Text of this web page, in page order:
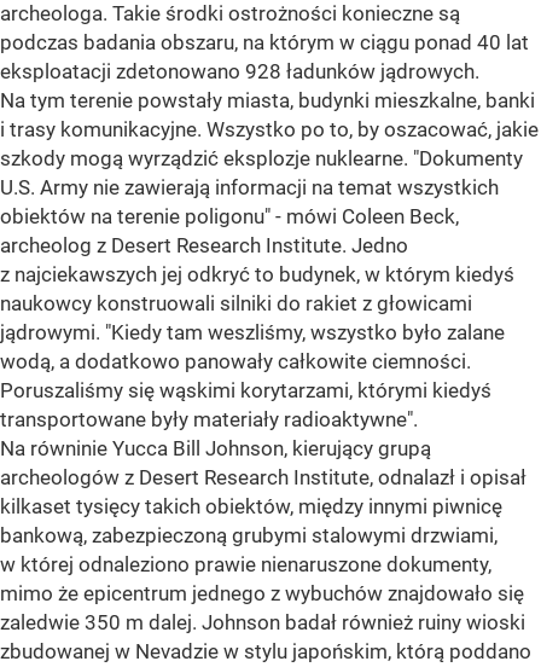
archeologa. Takie środki ostrożności konieczne są
podczas badania obszaru, na którym w ciągu ponad 40 lat
eksploatacji zdetonowano 928 ładunków jądrowych.
Na tym terenie powstały miasta, budynki mieszkalne, banki
i trasy komunikacyjne. Wszystko po to, by oszacować, jakie
szkody mogą wyrządzić eksplozje nuklearne. "Dokumenty
U.S. Army nie zawierają informacji na temat wszystkich
obiektów na terenie poligonu" - mówi Coleen Beck,
archeolog z Desert Research Institute. Jedno
z najciekawszych jej odkryć to budynek, w którym kiedyś
naukowcy konstruowali silniki do rakiet z głowicami
jądrowymi. "Kiedy tam weszliśmy, wszystko było zalane
wodą, a dodatkowo panowały całkowite ciemności.
Poruszaliśmy się wąskimi korytarzami, którymi kiedyś
transportowane były materiały radioaktywne".
Na równinie Yucca Bill Johnson, kierujący grupą
archeologów z Desert Research Institute, odnalazł i opisał
kilkaset tysięcy takich obiektów, między innymi piwnicę
bankową, zabezpieczoną grubymi stalowymi drzwiami,
w której odnaleziono prawie nienaruszone dokumenty,
mimo że epicentrum jednego z wybuchów znajdowało się
zaledwie 350 m dalej. Johnson badał również ruiny wioski
zbudowanej w Nevadzie w stylu japońskim, którą poddano